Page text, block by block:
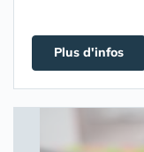
Plus d'infos